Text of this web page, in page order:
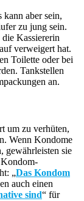
kann aber sein,
zu jung sein.
Kassiererin
verweigert hat.
Toilette oder bei
Tankstellen
an.
um zu verhüten,
Wenn Kondome
gewährleisten sie
„Das Kondom
auch einen
sind“ für